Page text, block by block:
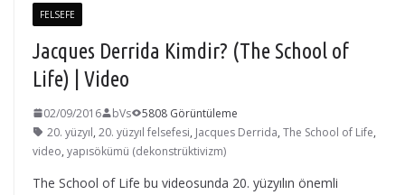
FELSEFE
Jacques Derrida Kimdir? (The School of
Life) | Video
02/09/2016 bVs
5808 Görüntüleme
20. yüzyıl, 20. yüzyıl felsefesi, Jacques Derrida, The School of Life,
video, yapısökümü (dekonstrüktivizm)
The School of Life bu videosunda 20. yüzyılın önemli